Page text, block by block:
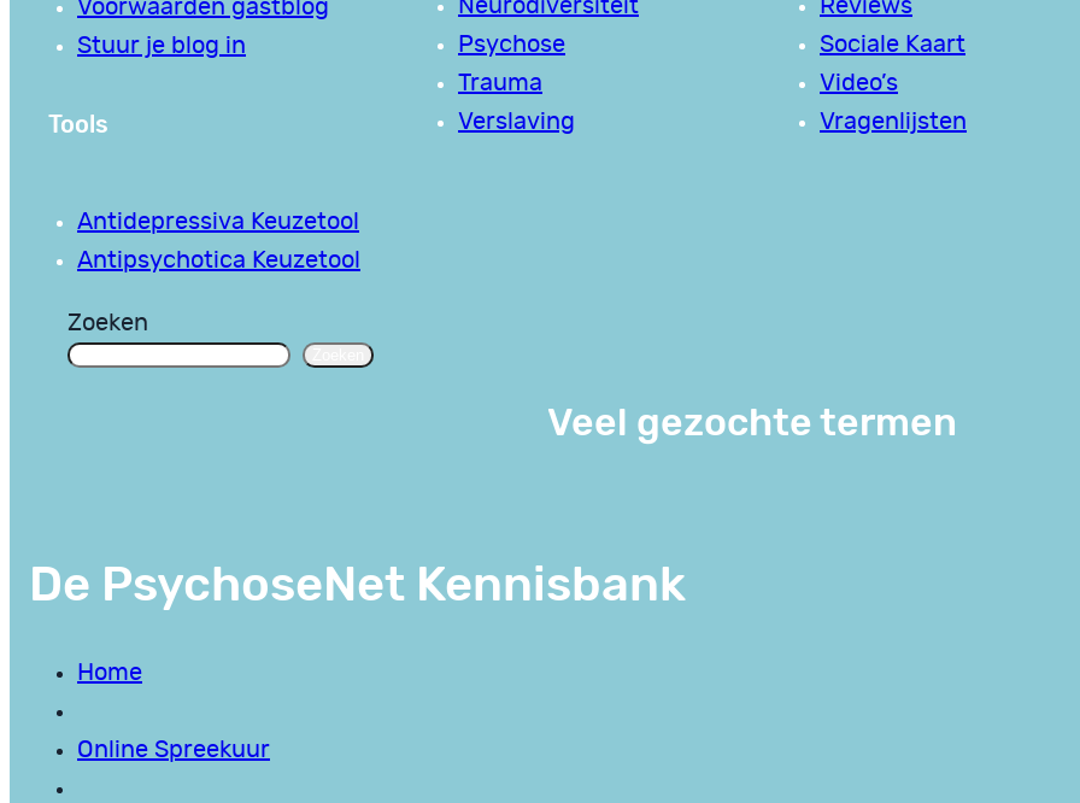
Voorwaarden gastblog
Stuur je blog in
Tools
Antidepressiva Keuzetool
Antipsychotica Keuzetool
Neurodiversiteit
Psychose
Trauma
Verslaving
Reviews
Sociale Kaart
Video’s
Vragenlijsten
Zoeken
Veel gezochte termen
De PsychoseNet Kennisbank
Home
Online Spreekuur